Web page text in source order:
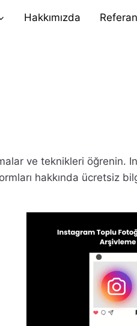
Hakkımızda
ve teknikleri öğrenin.
hakkında ücretsiz